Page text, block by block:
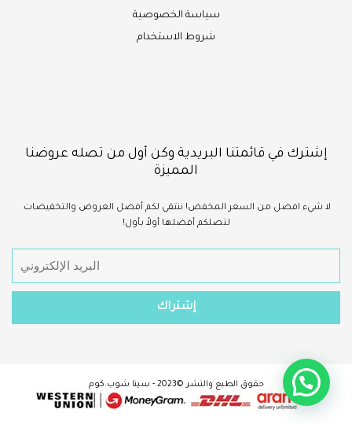
سياسة الخصوصية
شروط الاستخدام
إشترك في قائمتنا البريدية وكن أول من تصله عروضنا
المميزة
لا شيء افضل من السعر المخفض! ننتقي لكم أفضل العروض والتخفيضات
لتصلكم أفضلها أولاً بأول!
حقوق الطبع والنشر ©2023 - سينا شوب.كوم